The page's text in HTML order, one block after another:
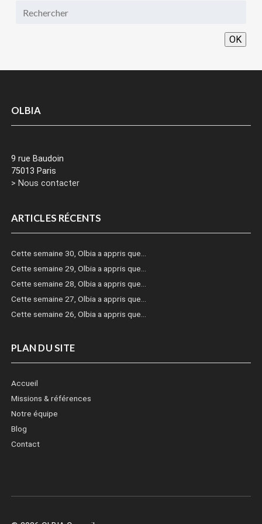
OK
OLBIA
9 rue Baudoin
75013 Paris
> Nous contacter
ARTICLES RÉCENTS
Cette semaine 30, Olbia a appris que…
Cette semaine 29, Olbia a appris que…
Cette semaine 28, Olbia a appris que…
Cette semaine 27, Olbia a appris que…
Cette semaine 26, Olbia a appris que…
PLAN DU SITE
Accueil
Missions & références
Notre équipe
Blog
Contact